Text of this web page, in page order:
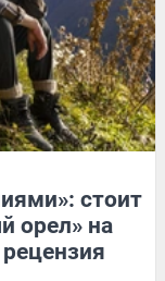
стоит
орел» на